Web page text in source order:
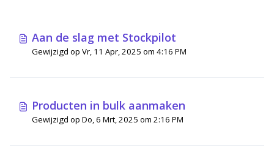
Aan de slag met Stockpilot
Gewijzigd op Vr, 11 Apr, 2025 om 4:16 PM
Producten in bulk aanmaken
Gewijzigd op Do, 6 Mrt, 2025 om 2:16 PM